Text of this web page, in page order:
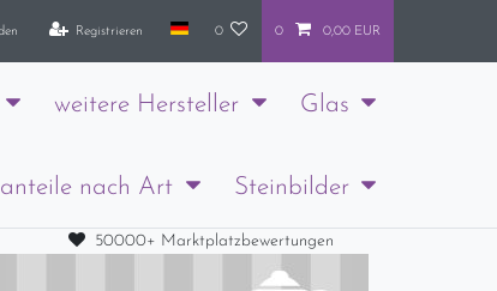
Registrieren 0 0 0,00 EUR
weitere Hersteller Glas
nach Art Steinbilder
50000+ Marktplatzbewertungen